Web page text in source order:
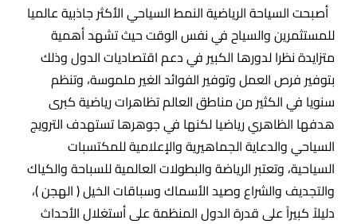
أصبحت السياحة الرياضية النمط السياحي الأكثر جاذبية عالميا
للمستثمرين والسياح في نفس الوقت حيث تشهد أهمية
متزايدة نظرا لدورها الكبير في دعم اقتصاديات الدول وذلك
بتوفير فرص العمل وتوفير الفوائد الغير ملموسة، وتنظم
سنويا في الكثير من مناطق العالم تظاهرات رياضية كبرى
هدفها الظاهري رياضيا لكنها في جوهرها تستهدف الترويج
السياحي والدعاية الجماهيرية والإعلامية للمكتسبات
السياحية، وتعتبر الرياضة والبطولات العالمية للسباحة والكياك
والتجديف والشراع وصيد الأسماك وسباقات الخيل ( الهجن )،
دليلاً كبيراً على قدرة الدول المنظمة على أستغلال الأحداث